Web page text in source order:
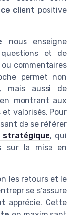
client positive
nous enseigne
et de
ou commentaires
permet non
, mais aussi de
montrant aux
valorisés. Pour
de se référer
stratégique, qui
sur la mise en
les retours et le
s'assure
apprécie. Cette